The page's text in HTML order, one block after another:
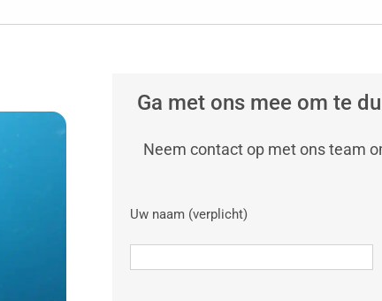
Ga met ons mee om te
Neem contact op met ons team
Uw naam (verplicht)